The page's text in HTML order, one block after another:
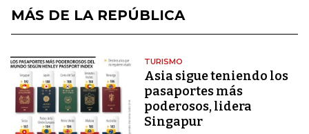
MÁS DE LA REPÚBLICA
TURISMO
Asia sigue teniendo los
pasaportes más
poderosos, lidera
Singapur